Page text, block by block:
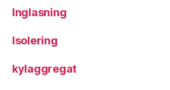
Inglasning
Isolering
kylaggregat